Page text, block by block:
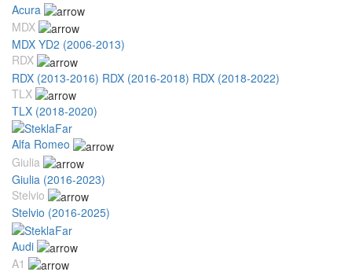
Acura
MDX
MDX YD2 (2006-2013)
RDX
RDX (2013-2016) RDX (2016-2018) RDX (2018-2022)
TLX
TLX (2018-2020)
Alfa Romeo
Giulia
Giulia (2016-2023)
Stelvio
Stelvio (2016-2025)
Audi
A1